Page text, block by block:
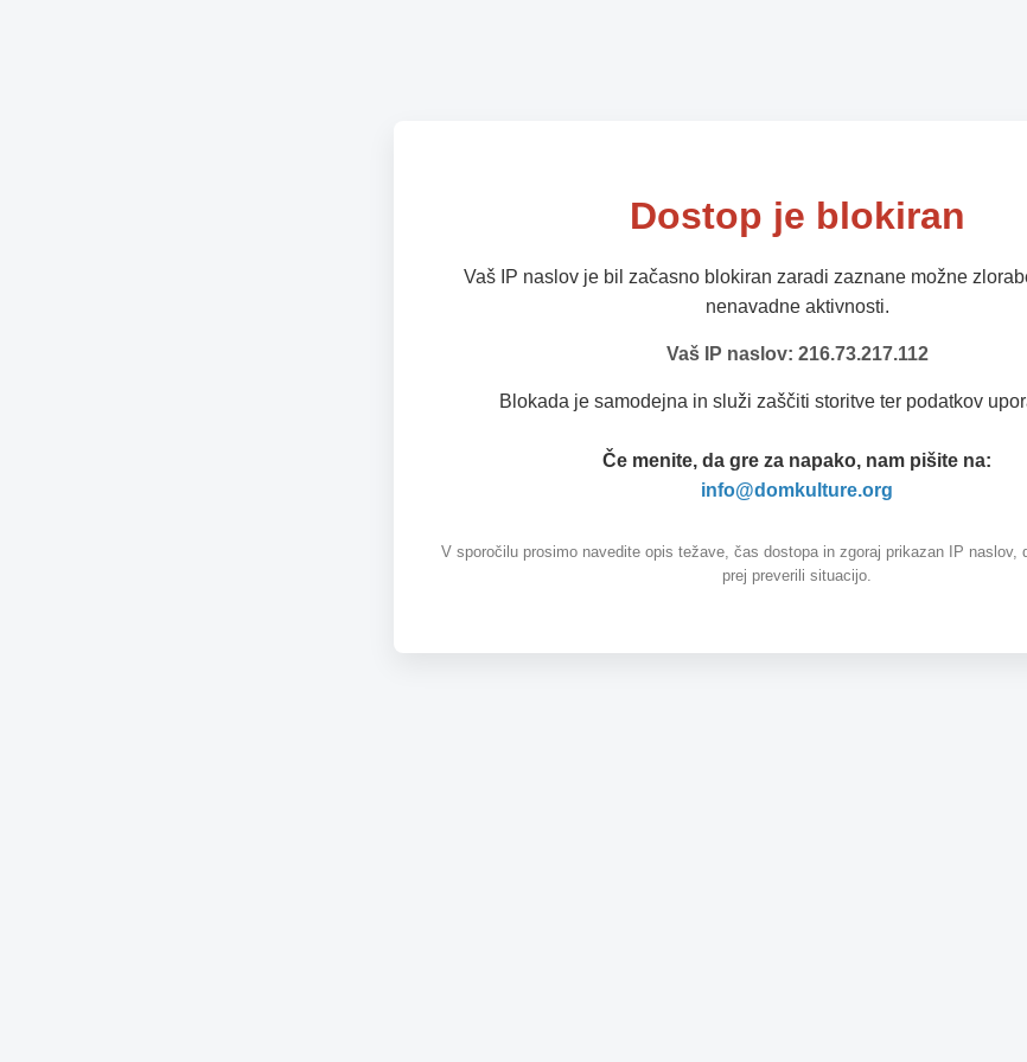
Dostop je blokiran
Vaš IP naslov je bil začasno blokiran zaradi zaznane možne
nenavadne aktivnosti.
Vaš IP naslov: 216.73.217.112
Blokada je samodejna in služi zaščiti storitve ter podatkov
Če menite, da gre za napako, nam pišite na:
info@domkulture.org
V sporočilu prosimo navedite opis težave, čas dostopa in zgoraj prikazan IP naslov,
prej preverili situacijo.